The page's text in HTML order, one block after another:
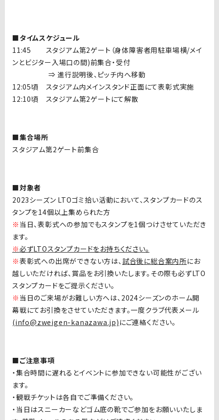
■タイムスケジュール
11:45 スタジアム第2ゲート（身体障害者用駐車場横/メイ
ンとビジター入場口の間)前集合・受付
⇒ 進行説明後、ピッチ内へ移動
12:05頃 スタジアム内メインスタンド正面にて表彰式実施
12:10頃 スタジアム第2ゲートにて解散
■集合場所
スタジアム第2ゲート前集合
■対象者
2023シーズン LTOゴミ拾い活動において、スタンプカードのス
タンプを14個以上集められた方
※ 当日、表彰式への参加でもスタンプを1個つけさせていただき
ます。
※必ずLTOスタンプカードをお持ちください。
※表彰式への出席ができない方は、 試合後に総合案内所にお
越しいただければ、賞品をお引換いたします。その際も必ずLTO
スタンプカードをご提示ください。
※ 当日のご来場がお難しい方へは、 2024シーズンのホーム開
幕戦にてお引換をさせていただきます。一度クラブ代表メール
(info@zweigen-kanazawa.jp) にご連絡ください。
■ご注意事項
・集合時間に遅れるとイベントに参加できない可能性がござい
ます。
・観戦チケットは各自でご準備ください。
・当日はスニーカーなどゴム底の靴でご参加をお願いいたしま